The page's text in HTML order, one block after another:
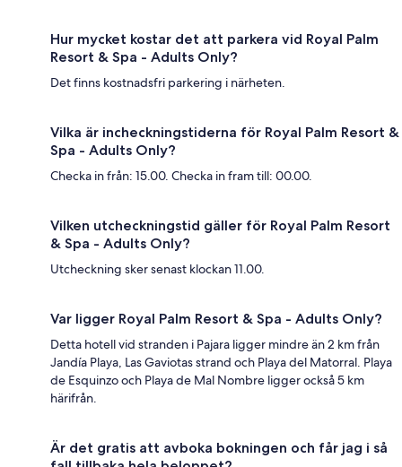
Hur mycket kostar det att parkera vid Royal Palm
Resort & Spa - Adults Only?
Det finns kostnadsfri parkering i närheten.
Vilka är incheckningstiderna för Royal Palm Resort &
Spa - Adults Only?
Checka in från: 15.00. Checka in fram till: 00.00.
Vilken utcheckningstid gäller för Royal Palm Resort
& Spa - Adults Only?
Utcheckning sker senast klockan 11.00.
Var ligger Royal Palm Resort & Spa - Adults Only?
Detta hotell vid stranden i Pajara ligger mindre än 2 km från
Jandía Playa, Las Gaviotas strand och Playa del Matorral. Playa
de Esquinzo och Playa de Mal Nombre ligger också 5 km
härifrån.
Är det gratis att avboka bokningen och får jag i så